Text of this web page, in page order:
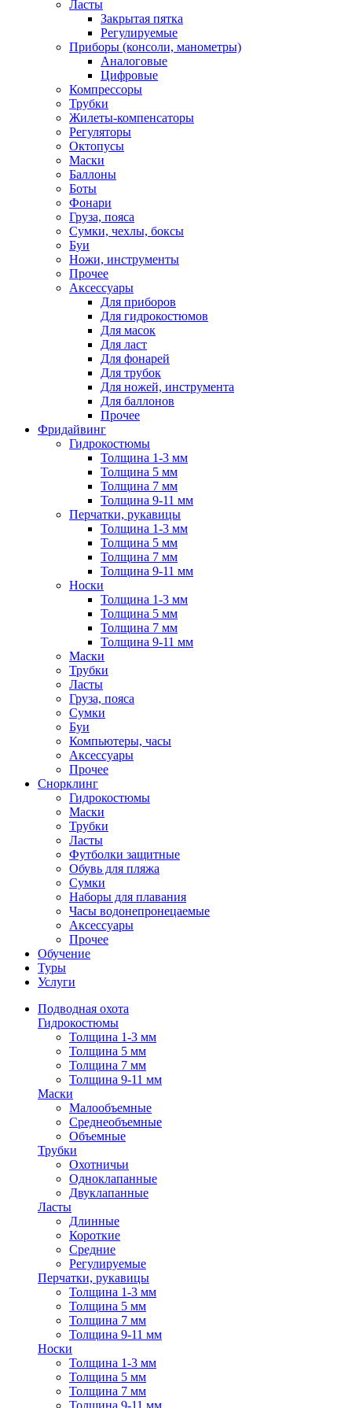
Ласты
Закрытая пятка
Регулируемые
Приборы (консоли, манометры)
Аналоговые
Цифровые
Компрессоры
Трубки
Жилеты-компенсаторы
Регуляторы
Октопусы
Маски
Баллоны
Боты
Фонари
Груза, пояса
Сумки, чехлы, боксы
Буи
Ножи, инструменты
Прочее
Аксессуары
Для приборов
Для гидрокостюмов
Для масок
Для ласт
Для фонарей
Для трубок
Для ножей, инструмента
Для баллонов
Прочее
Фридайвинг
Гидрокостюмы
Толщина 1-3 мм
Толщина 5 мм
Толщина 7 мм
Толщина 9-11 мм
Перчатки, рукавицы
Толщина 1-3 мм
Толщина 5 мм
Толщина 7 мм
Толщина 9-11 мм
Носки
Толщина 1-3 мм
Толщина 5 мм
Толщина 7 мм
Толщина 9-11 мм
Маски
Трубки
Ласты
Груза, пояса
Сумки
Буи
Компьютеры, часы
Аксессуары
Прочее
Снорклинг
Гидрокостюмы
Маски
Трубки
Ласты
Футболки защитные
Обувь для пляжа
Сумки
Наборы для плавания
Часы водонепронецаемые
Аксессуары
Прочее
Обучение
Туры
Услуги
Подводная охота
Гидрокостюмы
Толщина 1-3 мм
Толщина 5 мм
Толщина 7 мм
Толщина 9-11 мм
Маски
Малообъемные
Среднеобъемные
Объемные
Трубки
Охотничьи
Одноклапанные
Двуклапанные
Ласты
Длинные
Короткие
Средние
Регулируемые
Перчатки, рукавицы
Толщина 1-3 мм
Толщина 5 мм
Толщина 7 мм
Толщина 9-11 мм
Носки
Толщина 1-3 мм
Толщина 5 мм
Толщина 7 мм
Толщина 9-11 мм